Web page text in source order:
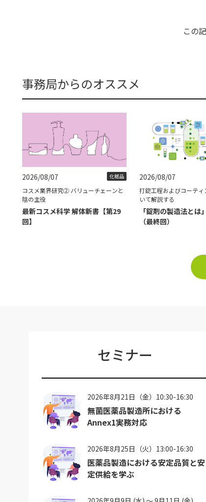
この
事務局からのオススメ
2026/08/07 化粧品
コスメ業界研究② バリューチェーンと
陰の主役
最新コスメ科学 解体新書【第29
回】
2026/08/07
打錠工程およびコーティ
いて解説する
「錠剤の製造法とは
（最終回）
セミナー
2026年8月21日（金）10:30-16:30
無菌医薬品製造所における
Annex1実務対応
2026年8月25日（火）13:00-16:30
医薬品製造における安定品質と安
定供給を学ぶ